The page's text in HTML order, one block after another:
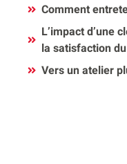
Comment
L’impact d’une
la satisfaction
Vers un atelier